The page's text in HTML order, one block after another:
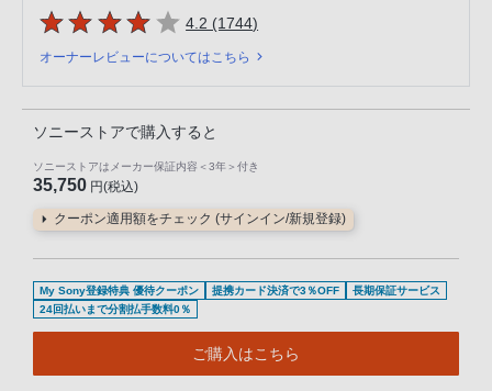
5つの星のうち
4.2 (1744件のレビュー
)
オーナーレビューについてはこちら
ソニーストアで購入すると
ソニーストアはメーカー保証内容 ＜3年＞ 付き
35,750 円(税込)
クーポン適用額をチェック (サインイン/新規登録)
My Sony登録特典 優待クーポン 提携カード決済で3％OFF
長期保証サービス
24回払いまで分割払手数料0％
ご購入はこちら